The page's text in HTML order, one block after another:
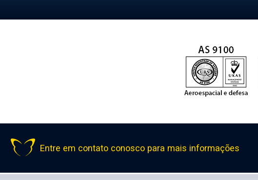
Entre em contato conosco para mais informações